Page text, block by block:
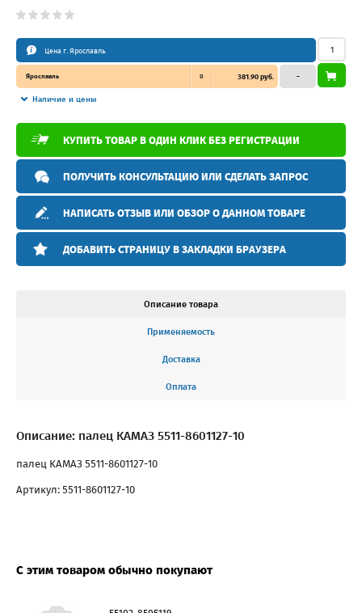
Цена г. Ярославль
Ярославль 0 381.90 руб.
Наличие и цены
–
КУПИТЬ ТОВАР В ОДИН КЛИК БЕЗ РЕГИСТРАЦИИ
ПОЛУЧИТЬ КОНСУЛЬТАЦИЮ ИЛИ СДЕЛАТЬ ЗАПРОС
НАПИСАТЬ ОТЗЫВ ИЛИ ОБЗОР О ДАННОМ ТОВАРЕ
ДОБАВИТЬ СТРАНИЦУ В ЗАКЛАДКИ БРАУЗЕРА
Описание товара
Применяемость
Доставка
Оплата
Описание: палец КАМАЗ 5511-8601127-10
палец КАМАЗ 5511-8601127-10
Артикул: 5511-8601127-10
С этим товаром обычно покупают